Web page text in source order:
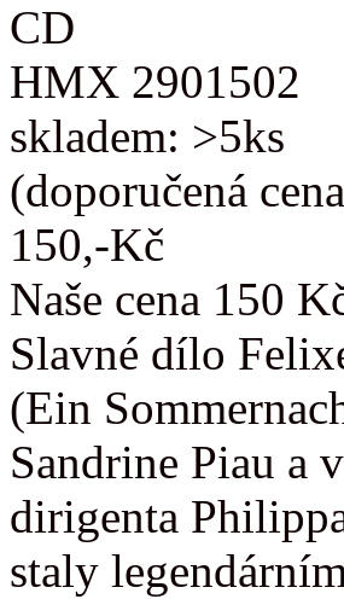
CD
HMX 2901502
skladem: >5ks
(doporučená
150,-Kč
Naše cena 150
Slavné dílo
(Ein
Sandrine Piau a
dirigenta
staly